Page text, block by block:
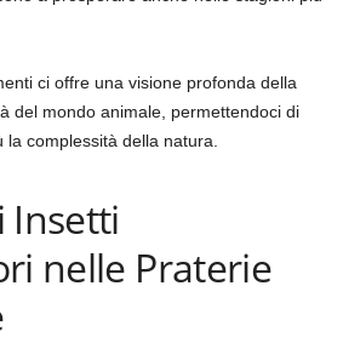
ci offre una visione profonda della
del mondo animale, permettendoci di
complessità della natura.
Insetti
nelle Praterie